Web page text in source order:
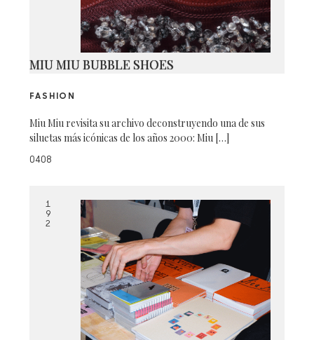
MIU MIU BUBBLE SHOES
FASHION
Miu Miu revisita su archivo deconstruyendo una de sus
siluetas más icónicas de los años 2000: Miu […]
0408
1
9
2